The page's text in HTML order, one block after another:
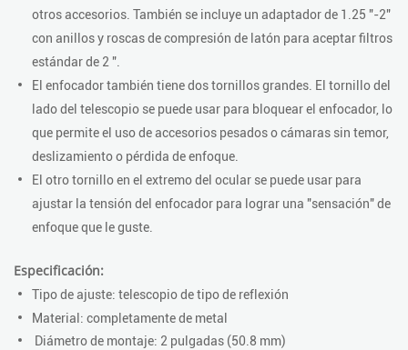
otros accesorios. También se incluye un adaptador de 1.25 "-2"
con anillos y roscas de compresión de latón para aceptar filtros
estándar de 2 ".
El enfocador también tiene dos tornillos grandes. El tornillo del
lado del telescopio se puede usar para bloquear el enfocador, lo
que permite el uso de accesorios pesados ​​o cámaras sin temor,
deslizamiento o pérdida de enfoque.
El otro tornillo en el extremo del ocular se puede usar para
ajustar la tensión del enfocador para lograr una "sensación" de
enfoque que le guste.
Especificación:
Tipo de ajuste: telescopio de tipo de reflexión
Material: completamente de metal
Diámetro de montaje: 2 pulgadas (50.8 mm)